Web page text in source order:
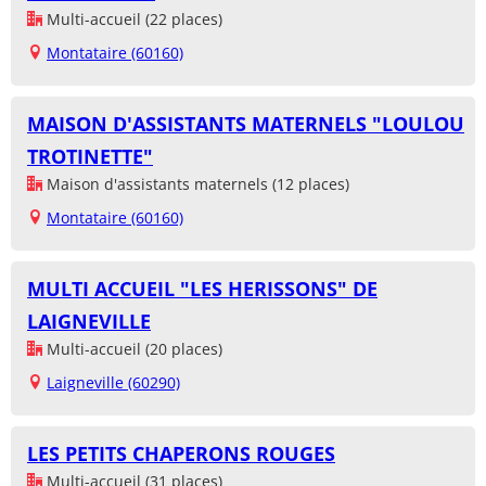
Multi-accueil (22 places)
Montataire (60160)
MAISON D'ASSISTANTS MATERNELS "LOULOU
TROTINETTE"
Maison d'assistants maternels (12 places)
Montataire (60160)
MULTI ACCUEIL "LES HERISSONS" DE
LAIGNEVILLE
Multi-accueil (20 places)
Laigneville (60290)
LES PETITS CHAPERONS ROUGES
Multi-accueil (31 places)